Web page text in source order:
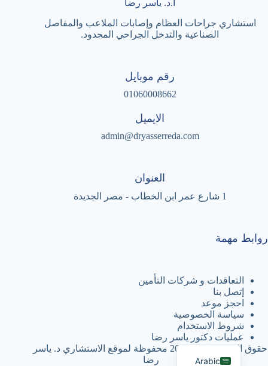
أ.د. ياسر رضا
استشاري جراحات العظام وإصابات الملاعب والمفاصل
الصناعية والتدخل الجراحي المحدود.
رقم موبايل
01060008662
الايميل
admin@dryasserreda.com
العنوان
1 شارع عمر ابن الخطاب - مصر الجديدة
روابط مهمة
التعاقدات و شركات التأمين
إتصل بنا
احجز موعد
سياسة الخصوصية
شروط الاستخدام
عمليات دكتور ياسر رضا
حقوق النشر © لعام 2026 محفوظة لموقع الاستشاري د. ياسر
رضا
Arabic
English